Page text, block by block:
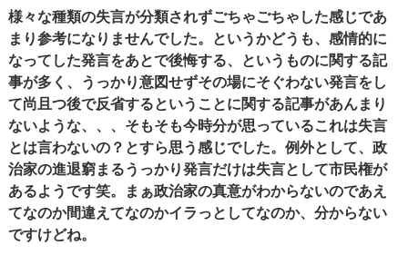
様々な種類の失言が分類されずごちゃごちゃした感じであ
まり参考になりませんでした。というかどうも、感情的に
なってした発言をあとで後悔する、というものに関する記
事が多く、うっかり意図せずその場にそぐわない発言をし
て尚且つ後で反省するということに関する記事があんまり
ないような、、、そもそも今時分が思っているこれは失言
とは言わないの？とすら思う感じでした。例外として、政
治家の進退窮まるうっかり発言だけは失言として市民権が
あるようです笑。まぁ政治家の真意がわからないのであえ
てなのか間違えてなのかイラっとしてなのか、分からない
ですけどね。